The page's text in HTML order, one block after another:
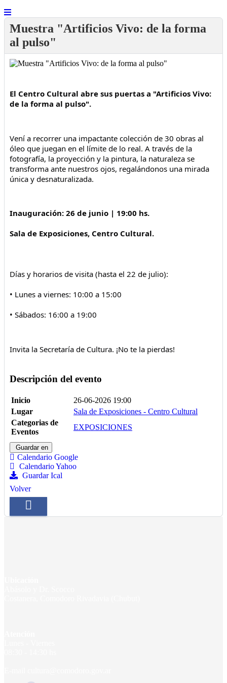
Muestra "Artificios Vivo: de la forma
al pulso"
El Centro Cultural abre sus puertas a "Artificios Vivo:
de la forma al pulso".
Vení a recorrer una impactante colección de 30 obras al
óleo que juegan en el límite de lo real. A través de la
fotografía, la proyección y la pintura, la naturaleza se
transforma ante nuestros ojos, regalándonos una mirada
única y desnaturalizada.
Inauguración: 26 de junio | 19:00 hs.
Sala de Exposiciones, Centro Cultural.
Días y horarios de visita (hasta el 22 de julio):
• Lunes a viernes: 10:00 a 15:00
• Sábados: 16:00 a 19:00
Invita la Secretaría de Cultura. ¡No te la pierdas!
Descripción del evento
Inicio
26-06-2026 19:00
Lugar
Sala de Exposiciones - Centro Cultural
Categorias de
Eventos
EXPOSICIONES
Guardar en
Calendario Google
Calendario Yahoo
Guardar Ical
Volver